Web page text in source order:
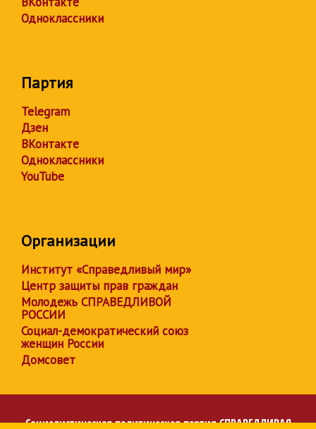
Одноклассники
Партия
Telegram
Дзен
ВКонтакте
Одноклассники
YouTube
Организации
Институт «Справедливый мир»
Центр защиты прав граждан
Молодежь СПРАВЕДЛИВОЙ
РОССИИ
Социал-демократический союз
женщин России
Домсовет
Социалистическая политическая партияСПРАВЕДЛИВАЯ